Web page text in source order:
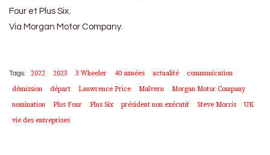
Four et Plus Six.
Via Morgan Motor Company.
Tags: 2022 2023 3 Wheeler 40 années actualité
communication
démission
départ Lauwrence Price Malvern
Morgan Motor Company
nomination
Plus Four Plus Six président non exécutif Steve Morris
UK
vie des entreprises